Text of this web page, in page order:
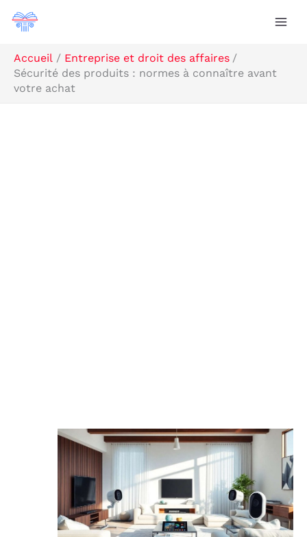
Aller
Accueil
Entreprise et droit des affaires
Sécurité des produits : normes à connaître avant
votre achat
Rechercher